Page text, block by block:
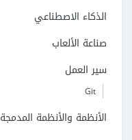
الذكاء الاصطناعي
صناعة الألعاب
سير العمل
Git
الأنظمة والأنظمة المدمجة